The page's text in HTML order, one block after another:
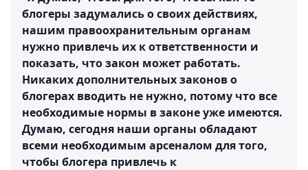
блогеры задумались о своих действиях,
нашим правоохранительным органам
нужно привлечь их к ответственности и
показать, что закон может работать.
Никаких дополнительных законов о
блогерах вводить не нужно, потому что все
необходимые нормы в законе уже имеются.
Думаю, сегодня наши органы обладают
всеми необходимым арсеналом для того,
чтобы блогера привлечь к